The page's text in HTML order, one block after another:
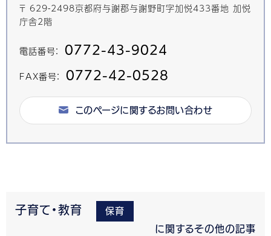
〒 629-2498京都府与謝郡与謝野町字加悦433番地 加悦
庁舎2階
電話番号： 0772-43-9024
FAX番号： 0772-42-0528
このページに関するお問い合わせ
子育て・教育 保育
に関するその他の記事